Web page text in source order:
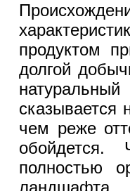
продуктом
долгой
сказывается
чем реже
обойдется.
полностью